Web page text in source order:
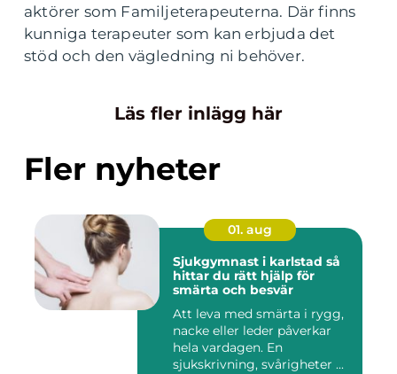
aktörer som Familjeterapeuterna. Där finns
kunniga terapeuter som kan erbjuda det
stöd och den vägledning ni behöver.
Läs fler inlägg här
Fler nyheter
01. aug
Sjukgymnast i karlstad så
hittar du rätt hjälp för
smärta och besvär
Att leva med smärta i rygg,
nacke eller leder påverkar
hela vardagen. En
sjukskrivning, svårigheter ...